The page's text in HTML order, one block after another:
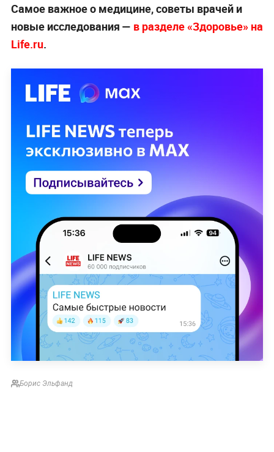
Самое важное о медицине, советы врачей и
новые исследования — в разделе «Здоровье» на
Life.ru.
Борис Эльфанд